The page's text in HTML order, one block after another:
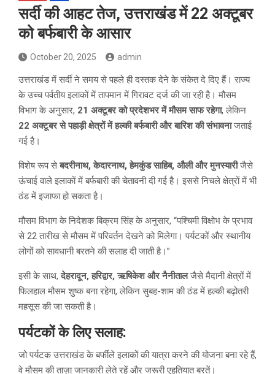
सर्दी की आहट तेज, उत्तराखंड में 22 अक्टूबर
को बर्फबारी के आसार
October 20, 2025 admin
उत्तराखंड में सर्दी ने समय से पहले ही दस्तक देने के संकेत दे दिए हैं। राज्य
के उच्च पर्वतीय इलाकों में तापमान में गिरावट दर्ज की जा रही है। मौसम
विभाग के अनुसार, 21 अक्टूबर को प्रदेशभर में मौसम साफ रहेगा, लेकिन
22 अक्टूबर से पहाड़ी क्षेत्रों में हल्की बर्फबारी और बारिश की संभावनाजताई
गई है।
विशेष रूप सेबदरीनाथ, केदारनाथ, हेमकुंड साहिब, औली और मुनस्यारीजैसे
ऊंचाई वाले इलाकों में बर्फबारी की चेतावनी दी गई है। इससे निचले क्षेत्रों में भी
ठंड में इजाफा हो सकता है।
मौसम विभाग के निदेशक बिक्रम सिंह के अनुसार, “पश्चिमी विक्षोभ के प्रभाव
से 22 तारीख से मौसम में परिवर्तन देखने को मिलेगा। पर्यटकों और स्थानीय
लोगों को सावधानी बरतने की सलाह दी जाती है।”
इसी के साथ,देहरादून, हरिद्वार, ऋषिकेश और नैनीतालजैसे मैदानी क्षेत्रों में
फिलहाल मौसम शुष्क बना रहेगा, लेकिन सुबह-शाम की ठंड में हल्की बढ़ोतरी
महसूस की जा सकती है।
पर्यटकों के लिए सलाह:
जो पर्यटक उत्तराखंड के बर्फीले इलाकों की यात्रा करने की योजना बना रहे हैं,
वे मौसम की ताज़ा जानकारी लेते रहें और जरूरी एहतियात बरतें।